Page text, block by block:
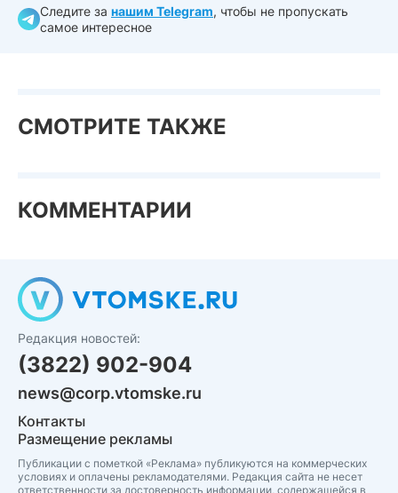
Следите за нашим Telegram, чтобы не пропускать
самое интересное
СМОТРИТЕ ТАКЖЕ
КОММЕНТАРИИ
Редакция новостей:
(3822) 902-904
news@corp.vtomske.ru
Контакты
Размещение рекламы
Публикации с пометкой «Реклама» публикуются на коммерческих
условиях и оплачены рекламодателями. Редакция сайта не несет
ответственности за достоверность информации, содержащейся в